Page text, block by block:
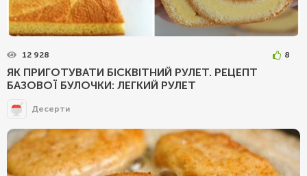
12 928 8
ЯК ПРИГОТУВАТИ БІСКВІТНИЙ РУЛЕТ. РЕЦЕПТ
БАЗОВОЇ БУЛОЧКИ: ЛЕГКИЙ РУЛЕТ
Десерти